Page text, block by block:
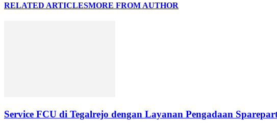
RELATED ARTICLESMORE FROM AUTHOR
Service FCU di Tegalrejo dengan Layanan Pengadaan